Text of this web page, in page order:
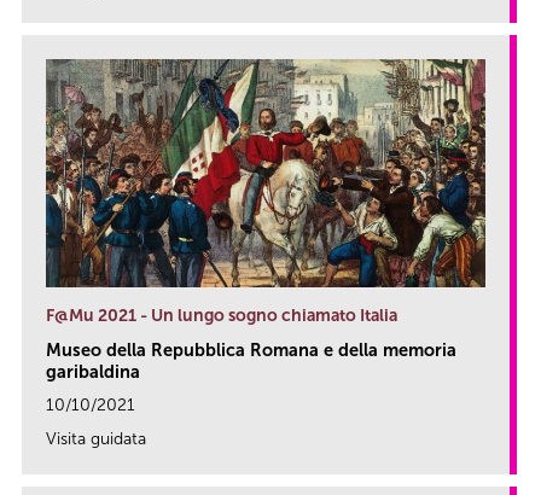
F@Mu 2021 - Un lungo sogno chiamato Italia
Museo della Repubblica Romana e della memoria
garibaldina
10/10/2021
Visita guidata